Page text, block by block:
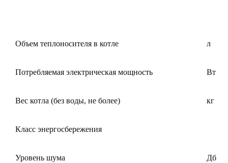
Объем теплоносителя в котле л
Потребляемая электрическая мощность Вт
Вес котла (без воды, не более) кг
Класс энергосбережения
Уровень шума Дб